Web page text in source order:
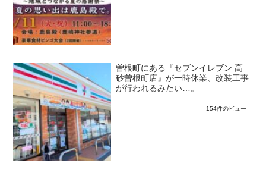
曽根町にある『セブンイレブン 高
砂曽根町店』が一時休業、改装工事
が行われるみたい…。
154件のビュー